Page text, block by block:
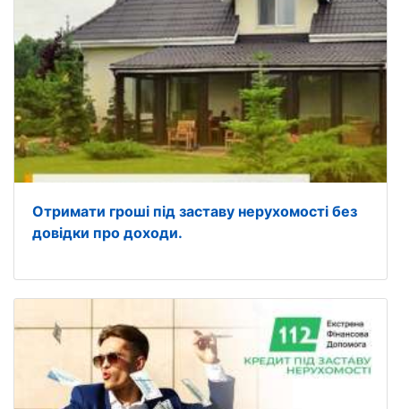
Отримати гроші під заставу нерухомості без
довідки про доходи.